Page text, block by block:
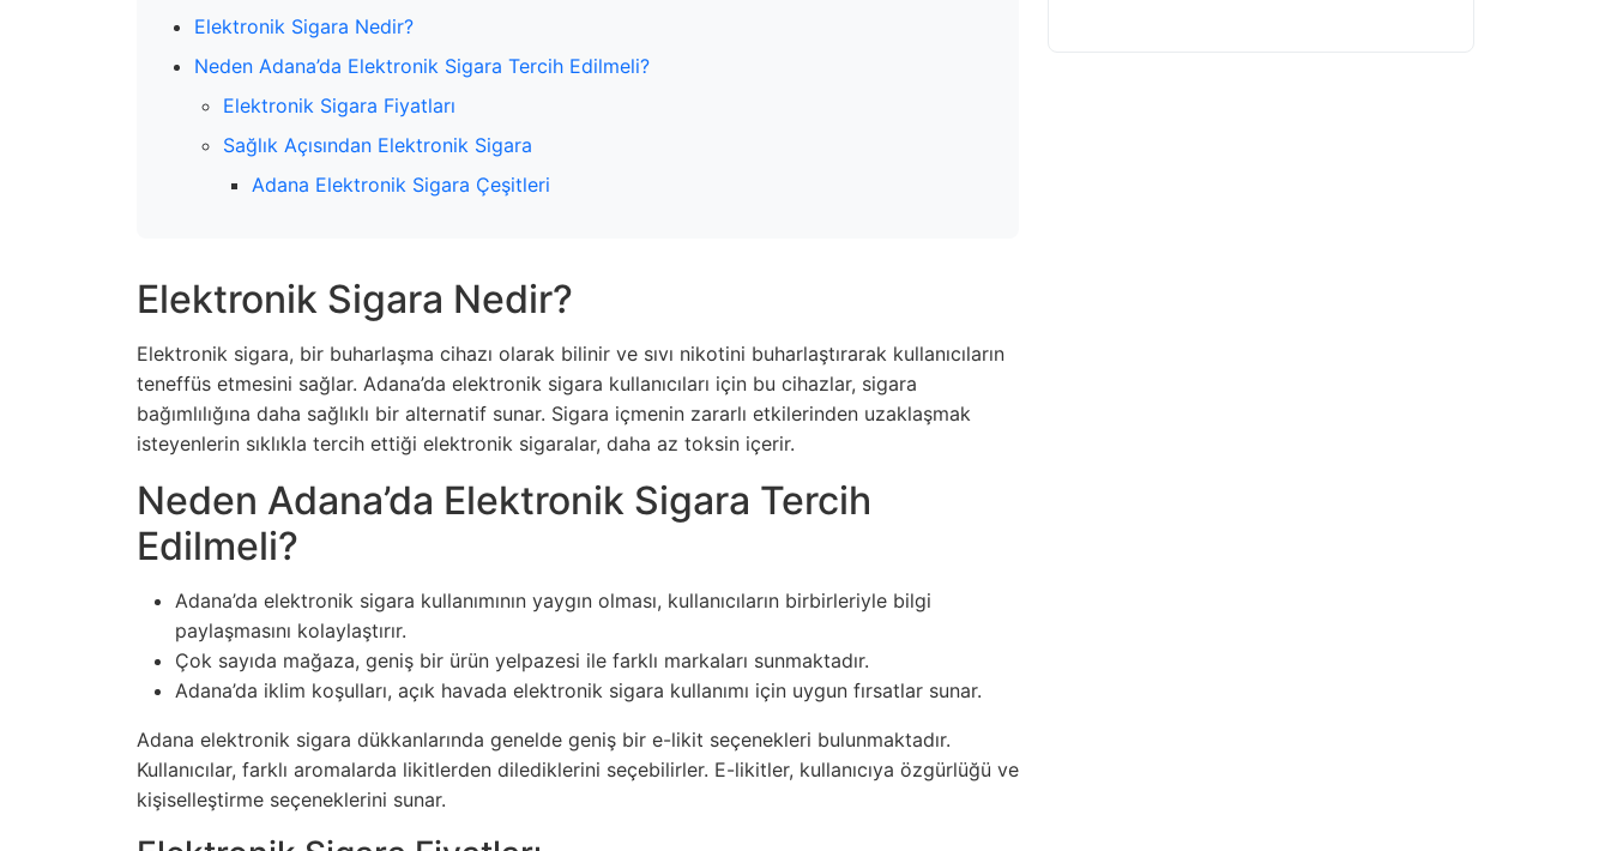
Elektronik Sigara Nedir?
Neden Adana’da Elektronik Sigara Tercih Edilmeli?
Elektronik Sigara Fiyatları
Sağlık Açısından Elektronik Sigara
Adana Elektronik Sigara Çeşitleri
Elektronik Sigara Nedir?
Elektronik sigara, bir buharlaşma cihazı olarak bilinir ve sıvı nikotini buharlaştırarak kullanıcıların
teneffüs etmesini sağlar. Adana’da elektronik sigara kullanıcıları için bu cihazlar, sigara
bağımlılığına daha sağlıklı bir alternatif sunar. Sigara içmenin zararlı etkilerinden uzaklaşmak
isteyenlerin sıklıkla tercih ettiği elektronik sigaralar, daha az toksin içerir.
Neden Adana’da Elektronik Sigara Tercih
Edilmeli?
Adana’da elektronik sigara kullanımının yaygın olması, kullanıcıların birbirleriyle bilgi
paylaşmasını kolaylaştırır.
Çok sayıda mağaza, geniş bir ürün yelpazesi ile farklı markaları sunmaktadır.
Adana’da iklim koşulları, açık havada elektronik sigara kullanımı için uygun fırsatlar sunar.
Adana elektronik sigara dükkanlarında genelde geniş bir e-likit seçenekleri bulunmaktadır.
Kullanıcılar, farklı aromalarda likitlerden dilediklerini seçebilirler. E-likitler, kullanıcıya özgürlüğü ve
kişiselleştirme seçeneklerini sunar.